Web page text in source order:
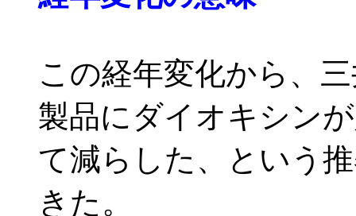
この経年変化から、
製品にダイオキシン
て減らした、という
きた。